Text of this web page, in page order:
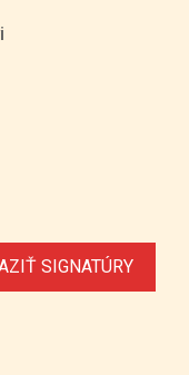
SIGNATÚRY